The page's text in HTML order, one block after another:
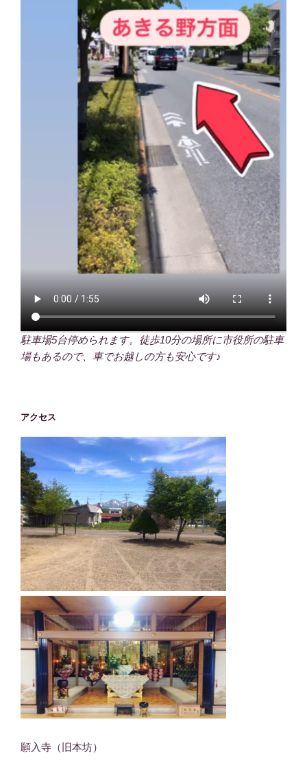
駐車場5台停められます。徒歩10分の場所に市役所の駐車
場もあるので、車でお越しの方も安心です♪
アクセス
願入寺（旧本坊）